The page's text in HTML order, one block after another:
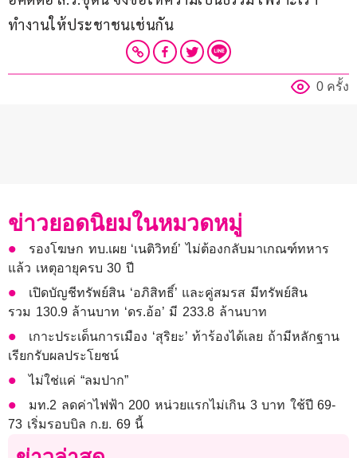
ทำงานให้ประชาชนเช่นกัน
0 ครั้ง
ข่าวยอดนิยมในหมวดหมู่
รองโฆษก ทบ.เผย ‘เนติวิทย์’ ไม่ต้องกลับมาเกณฑ์ทหาร​
แล้ว เหตุอายุครบ 30 ปี
เปิดบัญชีทรัพย์สิน ‘อภิสิทธิ์’ และคู่สมรส มีทรัพย์สิน
รวม 130.9 ล้านบาท ‘ดร.อ้อ’ มี 233.8 ล้านบาท
เกาะประเด็นการเมือง ‘สุริยะ’ ท้าร้องได้เลย ถ้ามีหลักฐาน
เรียกรับผลประโยชน์
ไม่ใช่แค่ “ลมปาก”
มท.2 ลดค่าไฟฟ้า 200 หน่วยแรกไม่เกิน 3 บาท ใช้ปี 69-
73 เริ่มรอบบิล ก.ย. 69 นี้